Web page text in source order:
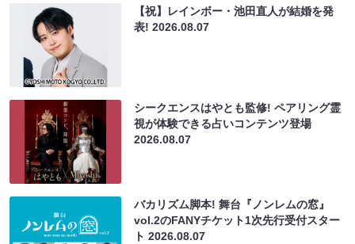
【祝】レインボー・池田直人が結婚を発
表!2026.08.07
シークエンスはやとも監修! ペアリング霊
視が体験できる占いコンテンツ登場
2026.08.07
バカリズム脚本! 舞台『ノンレムの窓』
vol.2のFANYチケット1次先行受付スター
ト2026.08.07